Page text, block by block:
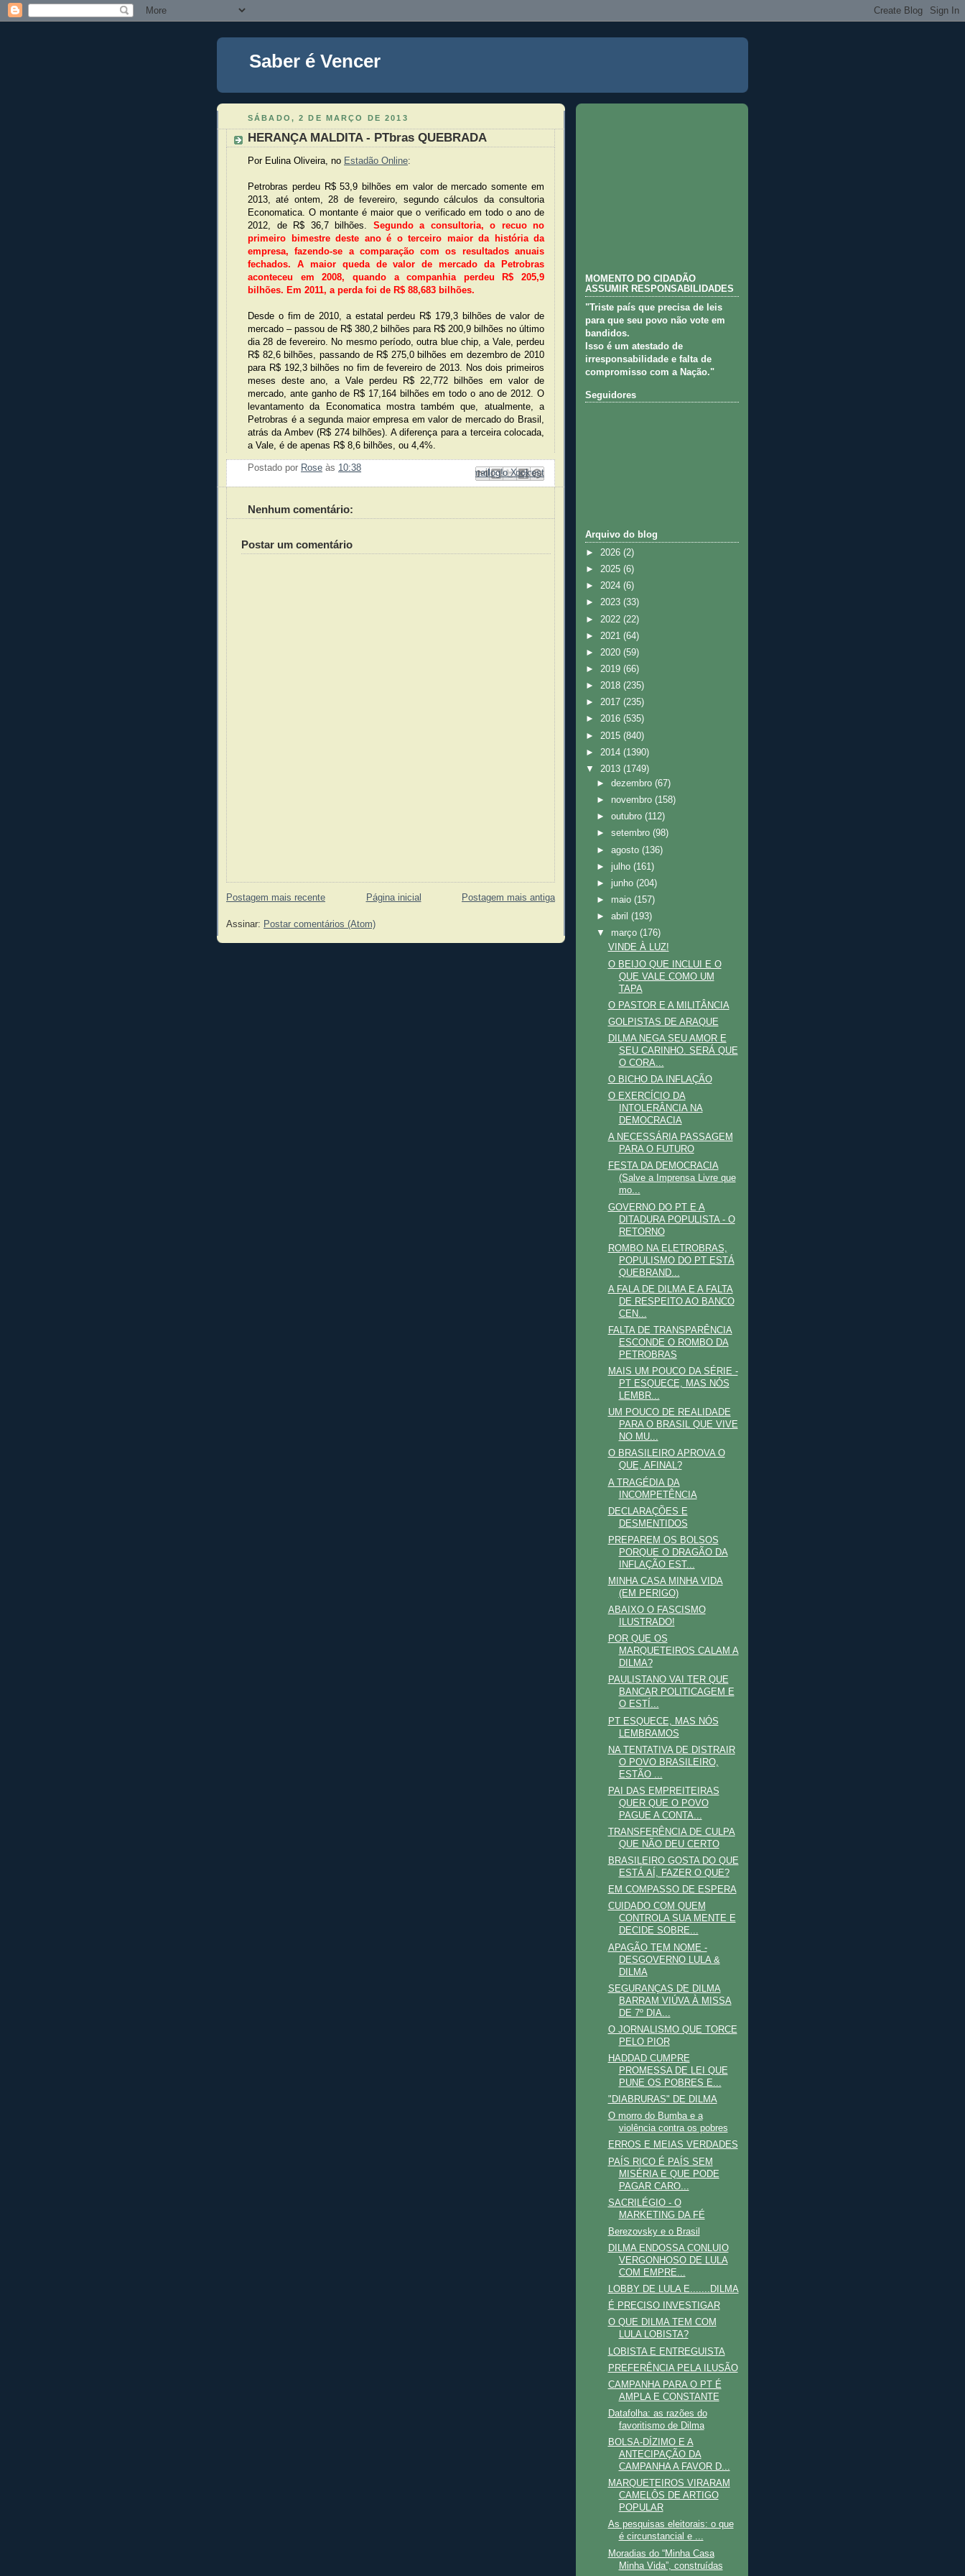
Saber é Vencer
SÁBADO, 2 DE MARÇO DE 2013
HERANÇA MALDITA - PTbras QUEBRADA
Por Eulina Oliveira, no Estadão Online:
Petrobras perdeu R$ 53,9 bilhões em valor de mercado somente em
2013, até ontem, 28 de fevereiro, segundo cálculos da consultoria
Economatica. O montante é maior que o verificado em todo o ano de
2012, de R$ 36,7 bilhões. Segundo a consultoria, o recuo no
primeiro bimestre deste ano é o terceiro maior da história da
empresa, fazendo-se a comparação com os resultados anuais
fechados. A maior queda de valor de mercado da Petrobras
aconteceu em 2008, quando a companhia perdeu R$ 205,9
bilhões. Em 2011, a perda foi de R$ 88,683 bilhões.
Desde o fim de 2010, a estatal perdeu R$ 179,3 bilhões de valor de
mercado – passou de R$ 380,2 bilhões para R$ 200,9 bilhões no último
dia 28 de fevereiro. No mesmo período, outra blue chip, a Vale, perdeu
R$ 82,6 bilhões, passando de R$ 275,0 bilhões em dezembro de 2010
para R$ 192,3 bilhões no fim de fevereiro de 2013. Nos dois primeiros
meses deste ano, a Vale perdeu R$ 22,772 bilhões em valor de
mercado, ante ganho de R$ 17,164 bilhões em todo o ano de 2012. O
levantamento da Economatica mostra também que, atualmente, a
Petrobras é a segunda maior empresa em valor de mercado do Brasil,
atrás da Ambev (R$ 274 bilhões). A diferença para a terceira colocada,
a Vale, é de apenas R$ 8,6 bilhões, ou 4,4%.
Postado por Rose às 10:38 Enviar por e-mail
Postar no blog!
Compartilhar no X
Compartilhar no Facebook
Compartilhar com o Pinterest
Nenhum comentário:
Postar um comentário
Postagem mais recente Postagem mais antiga
Página inicial
Assinar: Postar comentários (Atom)
MOMENTO DO CIDADÃO
ASSUMIR RESPONSABILIDADES
"Triste país que precisa de leis
para que seu povo não vote em
bandidos.
Isso é um atestado de
irresponsabilidade e falta de
compromisso com a Nação."
Seguidores
Arquivo do blog
► 2026 (2)
► 2025 (6)
► 2024 (6)
► 2023 (33)
► 2022 (22)
► 2021 (64)
► 2020 (59)
► 2019 (66)
► 2018 (235)
► 2017 (235)
► 2016 (535)
► 2015 (840)
► 2014 (1390)
▼ 2013 (1749)
►dezembro(67)
► novembro(158)
►outubro(112)
►setembro(98)
►agosto(136)
► julho(161)
► junho(204)
► maio(157)
►abril(193)
▼ março(176)
VINDE À LUZ!
O BEIJO QUE INCLUI E O
QUE VALE COMO UM
TAPA
O PASTOR E A MILITÂNCIA
GOLPISTAS DE ARAQUE
DILMA NEGA SEU AMOR E
SEU CARINHO. SERÁ QUE
O CORA...
O BICHO DA INFLAÇÃO
O EXERCÍCIO DA
INTOLERÂNCIA NA
DEMOCRACIA
A NECESSÁRIA PASSAGEM
PARA O FUTURO
FESTA DA DEMOCRACIA
(Salve a Imprensa Livre que
mo...
GOVERNO DO PT E A
DITADURA POPULISTA - O
RETORNO
ROMBO NA ELETROBRAS,
POPULISMO DO PT ESTÁ
QUEBRAND...
A FALA DE DILMA E A FALTA
DE RESPEITO AO BANCO
CEN...
FALTA DE TRANSPARÊNCIA
ESCONDE O ROMBO DA
PETROBRAS
MAIS UM POUCO DA SÉRIE -
PT ESQUECE, MAS NÓS
LEMBR...
UM POUCO DE REALIDADE
PARA O BRASIL QUE VIVE
NO MU...
O BRASILEIRO APROVA O
QUE, AFINAL?
A TRAGÉDIA DA
INCOMPETÊNCIA
DECLARAÇÕES E
DESMENTIDOS
PREPAREM OS BOLSOS
PORQUE O DRAGÃO DA
INFLAÇÃO EST...
MINHA CASA MINHA VIDA
(EM PERIGO)
ABAIXO O FASCISMO
ILUSTRADO!
POR QUE OS
MARQUETEIROS CALAM A
DILMA?
PAULISTANO VAI TER QUE
BANCAR POLITICAGEM E
O ESTÍ...
PT ESQUECE, MAS NÓS
LEMBRAMOS
NA TENTATIVA DE DISTRAIR
O POVO BRASILEIRO,
ESTÃO ...
PAI DAS EMPREITEIRAS
QUER QUE O POVO
PAGUE A CONTA...
TRANSFERÊNCIA DE CULPA
QUE NÃO DEU CERTO
BRASILEIRO GOSTA DO QUE
ESTÁ AÍ, FAZER O QUE?
EM COMPASSO DE ESPERA
CUIDADO COM QUEM
CONTROLA SUA MENTE E
DECIDE SOBRE...
APAGÃO TEM NOME -
DESGOVERNO LULA &
DILMA
SEGURANÇAS DE DILMA
BARRAM VIÚVA À MISSA
DE 7º DIA...
O JORNALISMO QUE TORCE
PELO PIOR
HADDAD CUMPRE
PROMESSA DE LEI QUE
PUNE OS POBRES E...
"DIABRURAS" DE DILMA
O morro do Bumba e a
violência contra os pobres
ERROS E MEIAS VERDADES
PAÍS RICO É PAÍS SEM
MISÉRIA E QUE PODE
PAGAR CARO...
SACRILÉGIO - O
MARKETING DA FÉ
Berezovsky e o Brasil
DILMA ENDOSSA CONLUIO
VERGONHOSO DE LULA
COM EMPRE...
LOBBY DE LULA E.......DILMA
É PRECISO INVESTIGAR
O QUE DILMA TEM COM
LULA LOBISTA?
LOBISTA E ENTREGUISTA
PREFERÊNCIA PELA ILUSÃO
CAMPANHA PARA O PT É
AMPLA E CONSTANTE
Datafolha: as razões do
favoritismo de Dilma
BOLSA-DÍZIMO E A
ANTECIPAÇÃO DA
CAMPANHA A FAVOR D...
MARQUETEIROS VIRARAM
CAMELÔS DE ARTIGO
POPULAR
As pesquisas eleitorais: o que
é circunstancial e ...
Moradias do “Minha Casa
Minha Vida”, construídas